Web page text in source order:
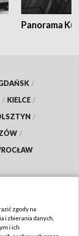
Panorama
/
/ KIELCE /
/
/
zgody na
i zbierania danych,
i ich